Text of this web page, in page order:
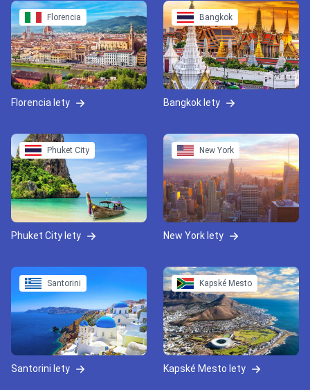
Florencia
Florencia lety
Bangkok
Bangkok lety
Phuket City
Phuket City lety
New York
New York lety
Santorini
Santorini lety
Kapské Mesto
Kapské Mesto lety